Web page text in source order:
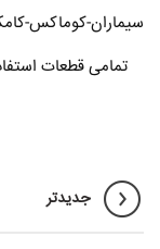
سیماران-کوماکس-
تمامی قطعات
جدیدتر